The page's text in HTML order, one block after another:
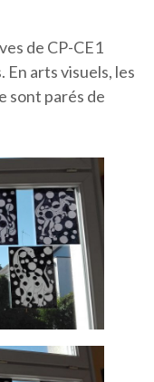
de CP-CE1
En arts visuels, les
sont parés de